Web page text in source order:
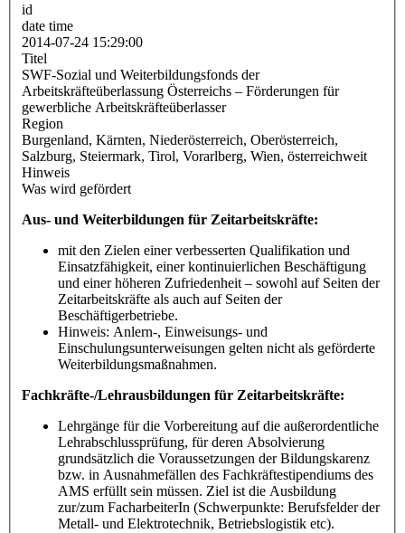
id
date time
2014-07-24 15:29:00
Titel
SWF-Sozial und Weiterbildungsfonds der
Arbeitskräfteüberlassung Österreichs – Förderungen für
gewerbliche Arbeitskräfteüberlasser
Region
Burgenland, Kärnten, Niederösterreich, Oberösterreich,
Salzburg, Steiermark, Tirol, Vorarlberg, Wien, österreichweit
Hinweis
Was wird gefördert
Aus- und Weiterbildungen für Zeitarbeitskräfte:
mit den Zielen einer verbesserten Qualifikation und
Einsatzfähigkeit, einer kontinuierlichen Beschäftigung
und einer höheren Zufriedenheit – sowohl auf Seiten der
Zeitarbeitskräfte als auch auf Seiten der
Beschäftigerbetriebe.
Hinweis: Anlern-, Einweisungs- und
Einschulungsunterweisungen gelten nicht als geförderte
Weiterbildungsmaßnahmen.
Fachkräfte-/Lehrausbildungen für Zeitarbeitskräfte:
Lehrgänge für die Vorbereitung auf die außerordentliche
Lehrabschlussprüfung, für deren Absolvierung
grundsätzlich die Voraussetzungen der Bildungskarenz
bzw. in Ausnahmefällen des Fachkräftestipendiums des
AMS erfüllt sein müssen. Ziel ist die Ausbildung
zur/zum FacharbeiterIn (Schwerpunkte: Berufsfelder der
Metall- und Elektrotechnik, Betriebslogistik etc).